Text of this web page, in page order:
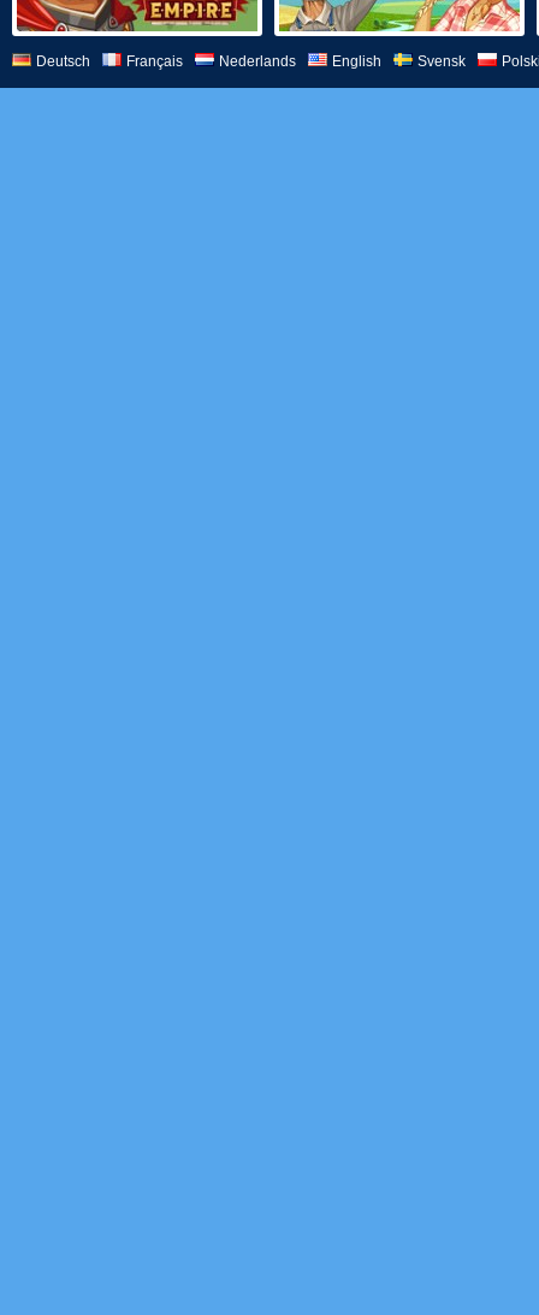
Deutsch Français Nederlands English Svensk